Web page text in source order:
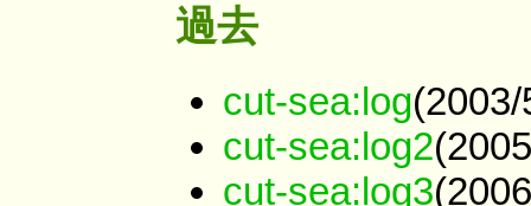
過去
cut-sea:log
cut-sea:log2
cut-sea:log3